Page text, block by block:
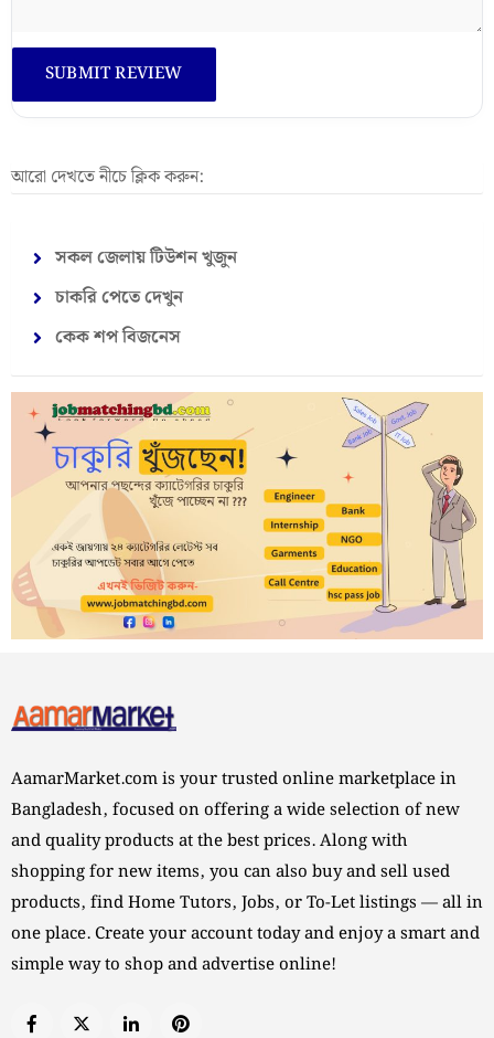
আরো দেখতে নীচে ক্লিক করুন:
সকল জেলায় টিউশন খুজুন
চাকরি পেতে দেখুন
কেক শপ বিজনেস
AamarMarket.com is your trusted online marketplace in
Bangladesh, focused on offering a wide selection of new
and quality products at the best prices. Along with
shopping for new items, you can also buy and sell used
products, find Home Tutors, Jobs, or To-Let listings — all in
one place. Create your account today and enjoy a smart and
simple way to shop and advertise online!